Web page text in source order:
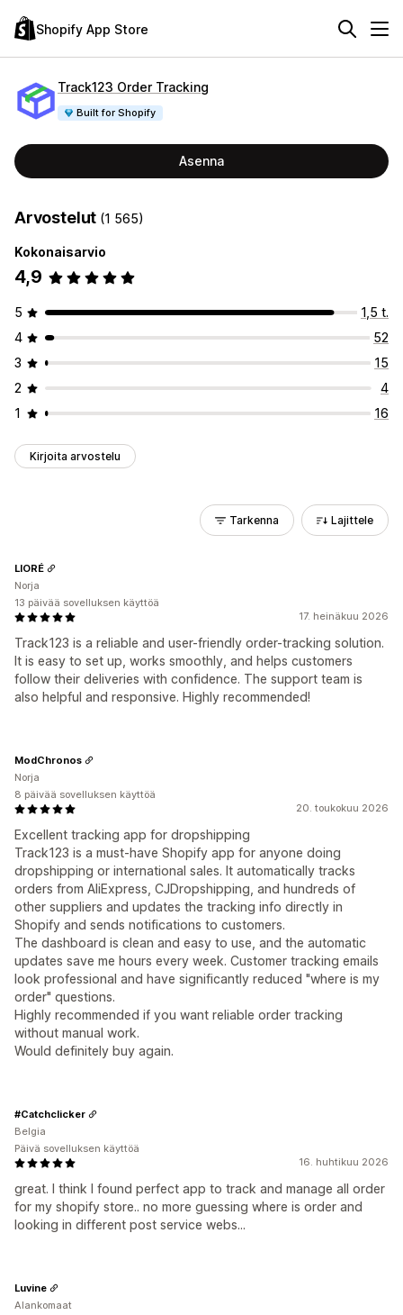
Shopify App Store
Track123 Order Tracking
Built for Shopify
Asenna
Arvostelut (1 565)
Kokonaisarvio
4,9
5
1,5 t.
4
52
3
15
2
4
1
16
Kirjoita arvostelu
Tarkenna Lajittele
17. heinäkuu 2026
Track123 is a reliable and user-friendly order-tracking solution.
It is easy to set up, works smoothly, and helps customers
follow their deliveries with confidence. The support team is
also helpful and responsive. Highly recommended!
LIORÉ
Norja
13 päivää sovelluksen käyttöä
20. toukokuu 2026
Excellent tracking app for dropshipping
Track123 is a must-have Shopify app for anyone doing
dropshipping or international sales. It automatically tracks
orders from AliExpress, CJDropshipping, and hundreds of
other suppliers and updates the tracking info directly in
Shopify and sends notifications to customers.
The dashboard is clean and easy to use, and the automatic
updates save me hours every week. Customer tracking emails
look professional and have significantly reduced "where is my
order" questions.
Highly recommended if you want reliable order tracking
without manual work.
Would definitely buy again.
ModChronos
Norja
8 päivää sovelluksen käyttöä
16. huhtikuu 2026
great. I think I found perfect app to track and manage all order
for my shopify store.. no more guessing where is order and
looking in different post service webs...
#Catchclicker
Belgia
Päivä sovelluksen käyttöä
Luvine
Alankomaat